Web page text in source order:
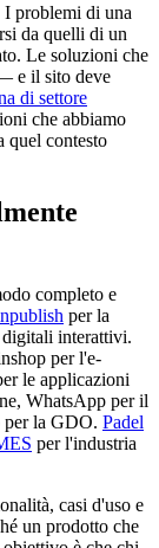
problemi di una
da quelli di un
Le soluzioni che
e il sito deve
di settore
che abbiamo
quel contesto
completo e
per la
interattivi.
per l'e-
le applicazioni
WhatsApp per il
per la GDO. Padel
per l'industria
casi d'uso e
un prodotto che